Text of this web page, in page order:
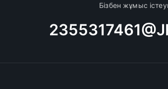
Бізбен жұмыс